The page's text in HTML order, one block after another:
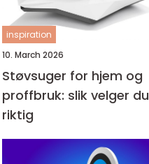
inspiration
10. March 2026
Støvsuger for hjem og
proffbruk: slik velger du
riktig